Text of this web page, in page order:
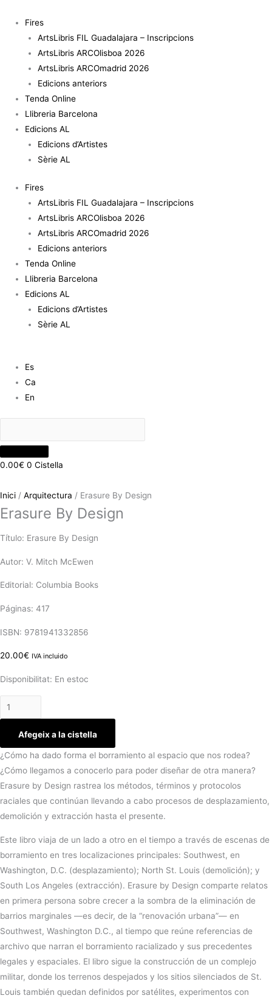
contingut
Fires
ArtsLibris FIL Guadalajara – Inscripcions
ArtsLibris ARCOlisboa 2026
ArtsLibris ARCOmadrid 2026
Edicions anteriors
Tenda Online
Llibreria Barcelona
Edicions AL
Edicions d’Artistes
Sèrie AL
Fires
ArtsLibris FIL Guadalajara – Inscripcions
ArtsLibris ARCOlisboa 2026
ArtsLibris ARCOmadrid 2026
Edicions anteriors
Tenda Online
Llibreria Barcelona
Edicions AL
Edicions d’Artistes
Sèrie AL
Es
Ca
En
0.00€ 0 Cistella
Inici / Arquitectura / Erasure By Design
Erasure By Design
Título: Erasure By Design
Autor: V. Mitch McEwen
Editorial: Columbia Books
Páginas: 417
ISBN: 9781941332856
20.00€ IVA incluido
Disponibilitat: En estoc
Erasure
Afegeix a la cistella
¿Cómo ha dado forma el borramiento al espacio que nos rodea?
¿Cómo llegamos a conocerlo para poder diseñar de otra manera?
Erasure by Design rastrea los métodos, términos y protocolos
raciales que continúan llevando a cabo procesos de desplazamiento,
demolición y extracción hasta el presente.
Este libro viaja de un lado a otro en el tiempo a través de escenas de
borramiento en tres localizaciones principales: Southwest, en
Washington, D.C. (desplazamiento); North St. Louis (demolición); y
South Los Angeles (extracción). Erasure by Design comparte relatos
en primera persona sobre crecer a la sombra de la eliminación de
barrios marginales —es decir, de la “renovación urbana”— en
Southwest, Washington D.C., al tiempo que reúne referencias de
archivo que narran el borramiento racializado y sus precedentes
legales y espaciales. El libro sigue la construcción de un complejo
militar, donde los terrenos despejados y los sitios silenciados de St.
Louis también quedan definidos por satélites, experimentos con